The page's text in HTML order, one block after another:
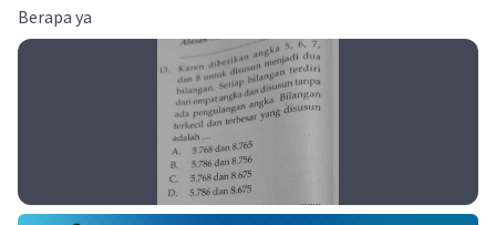
Berapa ya